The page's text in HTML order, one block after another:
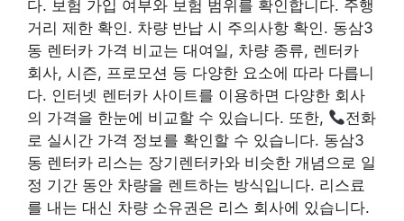
다. 보험 가입 여부와 보험 범위를 확인합니다. 주행
거리 제한 확인. 차량 반납 시 주의사항 확인. 동삼3
동 렌터카 가격 비교는 대여일, 차량 종류, 렌터카
회사, 시즌, 프로모션 등 다양한 요소에 따라 다릅니
다. 인터넷 렌터카 사이트를 이용하면 다양한 회사
의 가격을 한눈에 비교할 수 있습니다. 또한,
전화
로 실시간 가격 정보를 확인할 수 있습니다. 동삼3
동 렌터카 리스는 장기렌터카와 비슷한 개념으로 일
정 기간 동안 차량을 렌트하는 방식입니다. 리스료
를 내는 대신 차량 소유권은 리스 회사에 있습니다.